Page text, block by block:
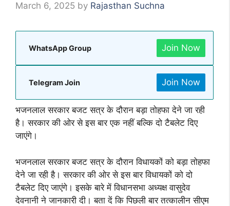
March 6, 2025 by Rajasthan Suchna
WhatsApp Group Join Now
Telegram Join Join Now
भजनलाल सरकार बजट सत्र के दौरान बड़ा तोहफा देने जा रही
है। सरकार की ओर से इस बार एक नहीं बल्कि दो टैबलेट दिए
जाएंगे।
भजनलाल सरकार बजट सत्र के दौरान विधायकों को बड़ा तोहफा
देने जा रही है। सरकार की ओर से इस बार विधायकों को दो
टैबलेट दिए जाएंगे। इसके बारे में विधानसभा अध्यक्ष वासुदेव
देवनानी ने जानकारी दी। बता दें कि पिछली बार तत्कालीन सीएम